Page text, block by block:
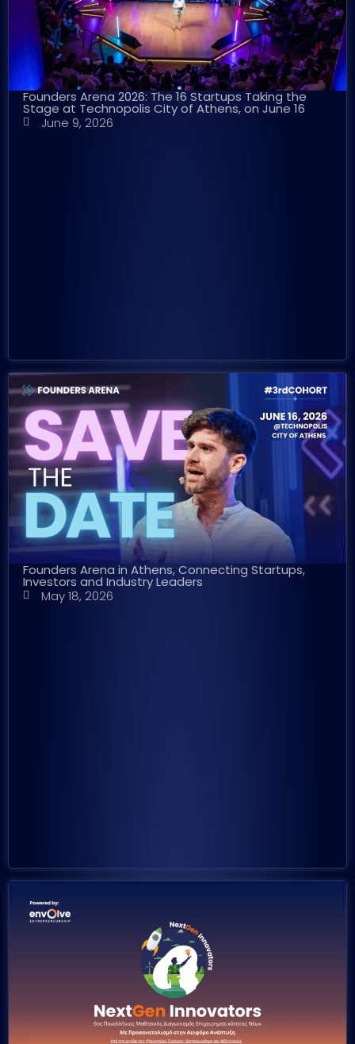
Founders Arena 2026: The 16 Startups Taking the
Stage at Technopolis City of Athens, on June 16
June 9, 2026
Founders Arena in Athens, Connecting Startups,
Investors and Industry Leaders
May 18, 2026